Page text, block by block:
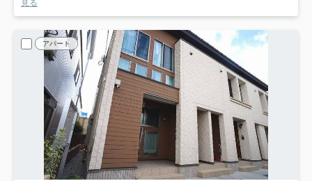
見る
アパート